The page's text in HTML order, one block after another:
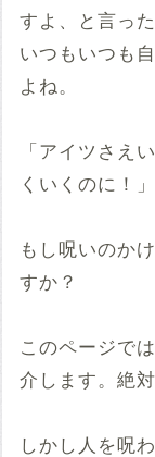
すよ、と言っ
いつもいつも
よね。
「アイツさえ
くいくのに！
もし呪いのか
すか？
このページで
介します。絶
しかし人を呪